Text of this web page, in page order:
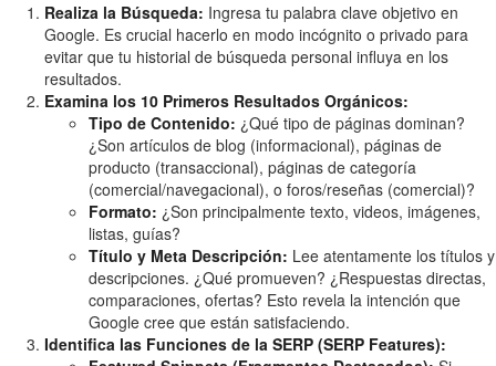
Realiza la Búsqueda: Ingresa tu palabra clave objetivo en
Google. Es crucial hacerlo en modo incógnito o privado para
evitar que tu historial de búsqueda personal influya en los
resultados.
Examina los 10 Primeros Resultados Orgánicos:
Tipo de Contenido: ¿Qué tipo de páginas dominan?
¿Son artículos de blog (informacional), páginas de
producto (transaccional), páginas de categoría
(comercial/navegacional), o foros/reseñas (comercial)?
Formato: ¿Son principalmente texto, videos, imágenes,
listas, guías?
Título y Meta Descripción: Lee atentamente los títulos y
descripciones. ¿Qué promueven? ¿Respuestas directas,
comparaciones, ofertas? Esto revela la intención que
Google cree que están satisfaciendo.
Identifica las Funciones de la SERP (SERP Features):